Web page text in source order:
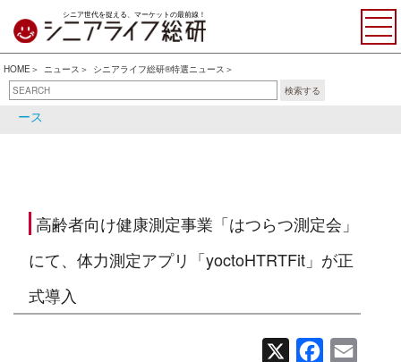
シニア世代を捉える、マーケットの最前線！
HOME ニュース
シニアライフ総研®特選ニュース
検索する
シニアライフ総研®特選ニュ
ース
シニア関連ニュース
高齢者向け健康測定事業「はつらつ測定会」
にて、体力測定アプリ「yoctoHTRTFit」が正
式導入
Facebook